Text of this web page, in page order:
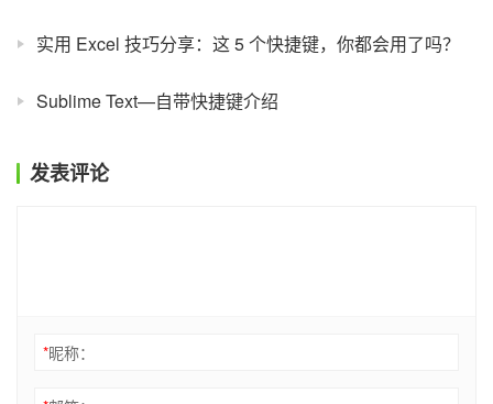
实用 Excel 技巧分享：这 5 个快捷键，你都会用了吗？
Sublime Text—自带快捷键介绍
发表评论
*昵称：